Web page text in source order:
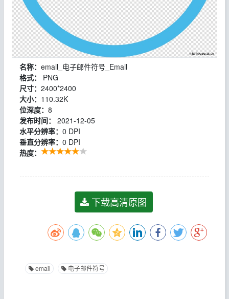
名称：email_电子邮件符号_Email
格式：
PNG
尺寸：2400*2400
大小： 110.32K
位深度：8
发布时间：
2021-12-05
水平分辨率：0 DPI
垂直分辨率：0 DPI
热度：
下载高清原图
email 电子邮件符号